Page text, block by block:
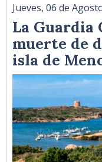
Jueves, 06 de
La Guardia
muerte de
isla de